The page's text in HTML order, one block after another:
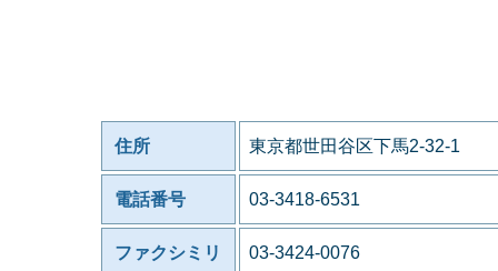
住所 東京都世田谷区下馬2-32-1
電話番号 03-3418-6531
ファクシミリ 03-3424-0076